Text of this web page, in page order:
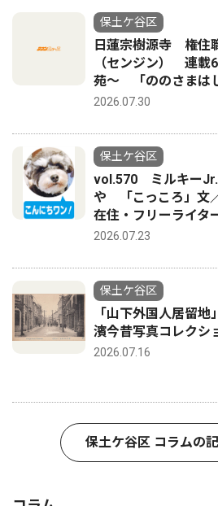
保土ケ谷区
日蓮宗樹源寺 権住
（センジン） 連
苑〜 「ののさまは
2026.07.30
保土ケ谷区
vol.570 ミルキーJr.
や 「こっころ」文
在住・フリーライタ
2026.07.23
保土ケ谷区
「山下外国人居留
濱今昔写真コレクシ
2026.07.16
保土ケ谷区 コラムの